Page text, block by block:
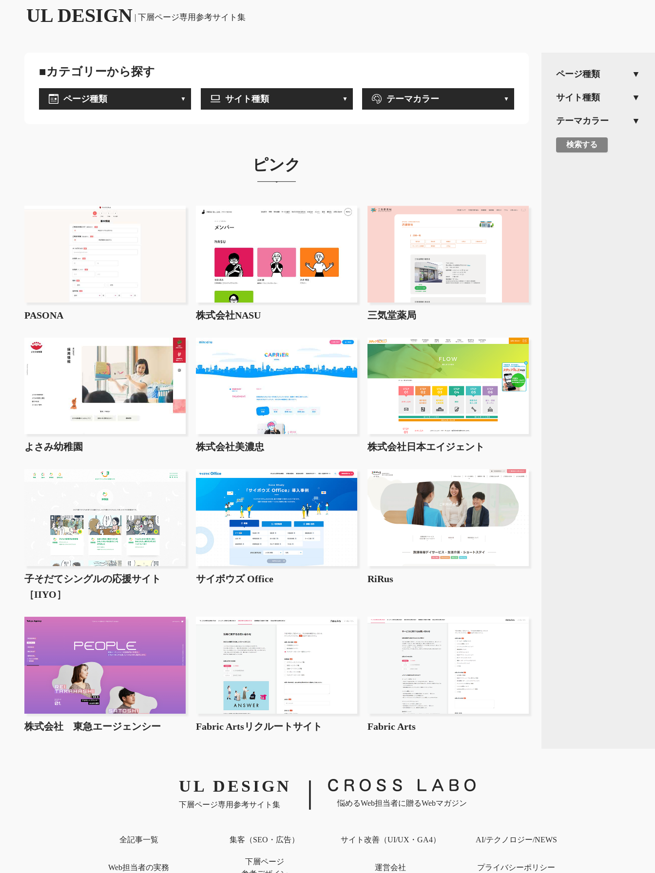
UL DESIGN | 下層ページ専用参考サイト集
■カテゴリーから探す
ページ種類 サイト種類 テーマカラー
ピンク
PASONA 株式会社NASU 三気堂薬局
よさみ幼稚園 株式会社美濃忠 株式会社日本エイジェント
子そだてシングルの応援サイト
［IIYO］
サイボウズ Office RiRus
株式会社 東急エージェンシー Fabric Artsリクルートサイト Fabric Arts
ページ種類
サイト種類
テーマカラー
検索する
UL DESIGN
下層ページ専用参考サイト集 悩めるWeb担当者に贈るWebマガジン
全記事一覧 集客（SEO・広告） サイト改善（UI/UX・GA4） AI/テクノロジー/NEWS
Web担当者の実務
下層ページ
運営会社 プライバシーポリシー